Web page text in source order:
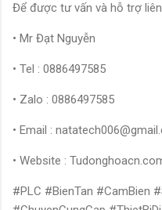
Để được tư vấn và hỗ trợ
• Mr Đạt Nguyễn
• Tel : 0886497585
• Zalo : 0886497585
• Email :
• Website :
#PLC #BienTan #CamBien